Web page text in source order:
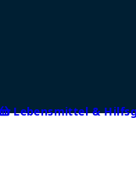
Lebensmittel &